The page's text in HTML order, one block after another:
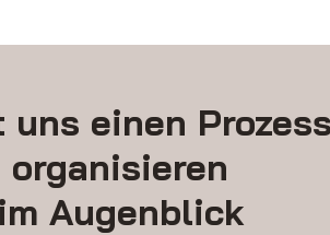
uns einen Prozess
organisieren
im Augenblick